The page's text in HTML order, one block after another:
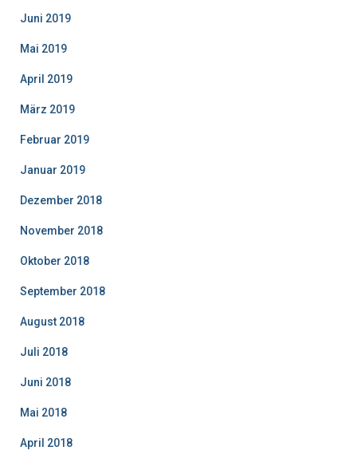
Juni 2019
Mai 2019
April 2019
März 2019
Februar 2019
Januar 2019
Dezember 2018
November 2018
Oktober 2018
September 2018
August 2018
Juli 2018
Juni 2018
Mai 2018
April 2018